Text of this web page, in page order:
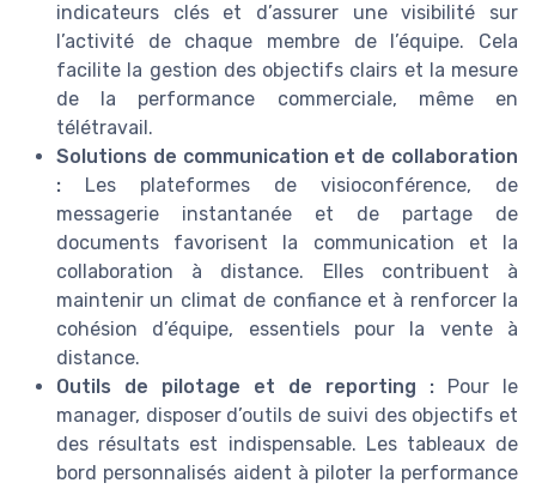
indicateurs clés et d’assurer une visibilité sur
l’activité de chaque membre de l’équipe. Cela
facilite la gestion des objectifs clairs et la mesure
de la performance commerciale, même en
télétravail.
Solutions de communication et de collaboration
: Les plateformes de visioconférence, de
messagerie instantanée et de partage de
documents favorisent la communication et la
collaboration à distance. Elles contribuent à
maintenir un climat de confiance et à renforcer la
cohésion d’équipe, essentiels pour la vente à
distance.
Outils de pilotage et de reporting : Pour le
manager, disposer d’outils de suivi des objectifs et
des résultats est indispensable. Les tableaux de
bord personnalisés aident à piloter la performance